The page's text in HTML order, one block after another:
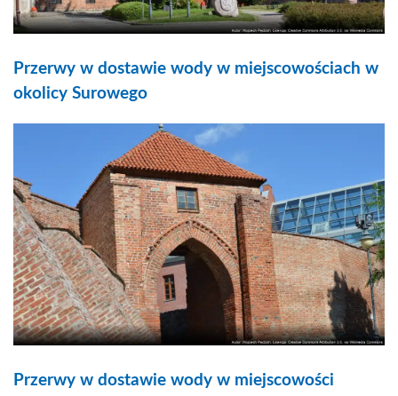
Przerwy w dostawie wody w miejscowościach w
okolicy Surowego
Przerwy w dostawie wody w miejscowości